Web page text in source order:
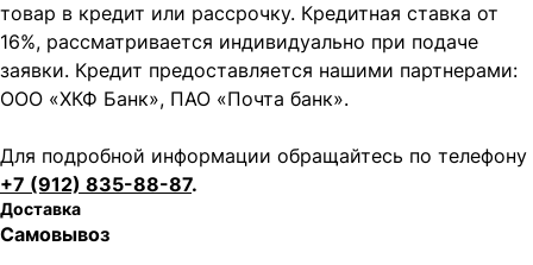
товар в кредит или рассрочку. Кредитная ставка от
16%, рассматривается индивидуально при подаче
заявки. Кредит предоставляется нашими партнерами:
ООО «ХКФ Банк», ПАО «Почта банк».
Для подробной информации обращайтесь по телефону
+7 (912) 835-88-87.
Доставка
Самовывоз